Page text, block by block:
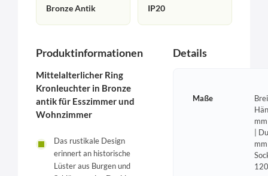
Bronze Antik IP20
Produktinformationen
Mittelalterlicher Ring
Kronleuchter in Bronze
antik für Esszimmer und
Wohnzimmer
Das rustikale Design
erinnert an historische
Lüster aus Burgen und
Details
Maße
|